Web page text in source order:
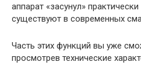
аппарат «засунул»
существуют в современных
Часть этих функций вы уже
просмотрев технические